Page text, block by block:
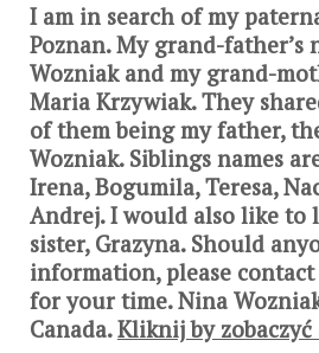
I am in search of my
Poznan. My grand-father’s
Wozniak and my grand-
Maria Krzywiak. They
of them being my father,
Wozniak. Siblings names
Irena, Bogumila, Teresa,
Andrej. I would also like to
sister, Grazyna. Should
information, please
for your time. Nina
Canada.Kliknij by